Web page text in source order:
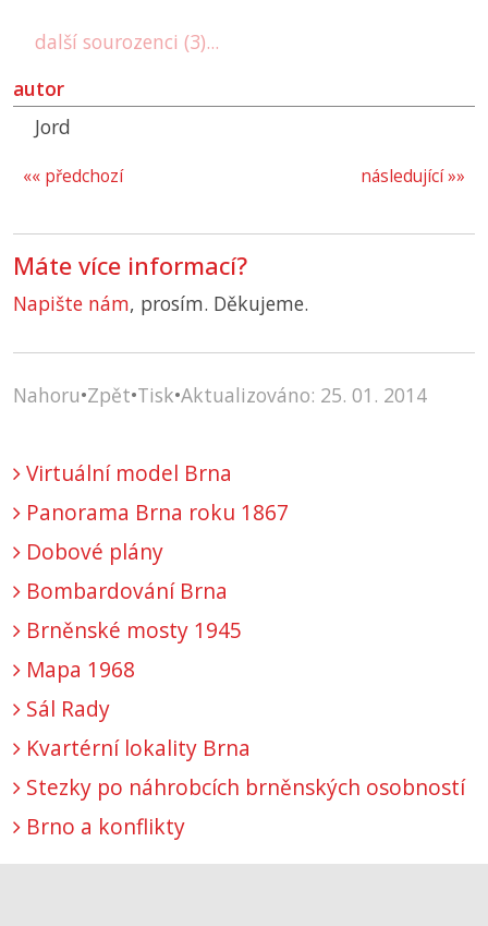
další sourozenci (3)...
autor
Jord
následující »»
«« předchozí
Máte více informací?
Napište nám, prosím. Děkujeme.
Nahoru•Zpět•Tisk•Aktualizováno: 25. 01. 2014
Virtuální model Brna
Panorama Brna roku 1867
Dobové plány
Bombardování Brna
Brněnské mosty 1945
Mapa 1968
Sál Rady
Kvartérní lokality Brna
Stezky po náhrobcích brněnských osobností
Brno a konflikty